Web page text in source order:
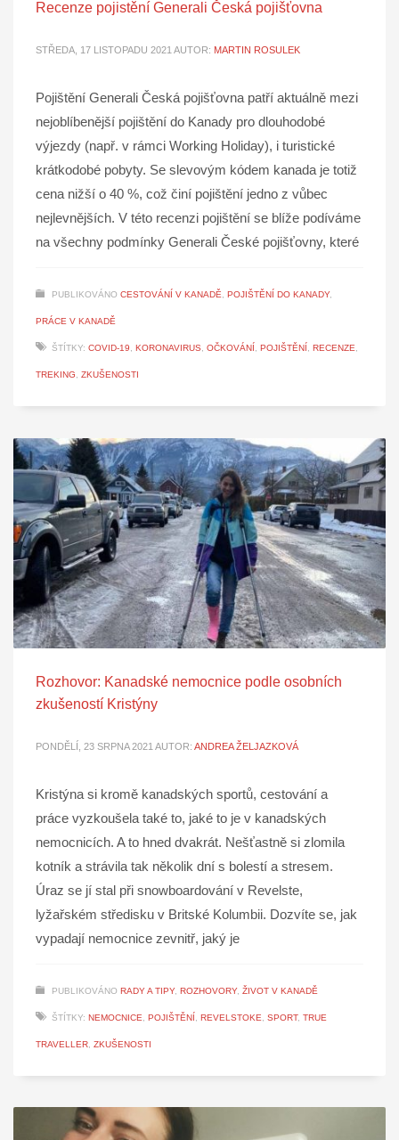
Recenze pojistění Generali Česká pojišťovna
STŘEDA, 17 LISTOPADU 2021 AUTOR: MARTIN ROSULEK
Pojištění Generali Česká pojišťovna patří aktuálně mezi
nejoblíbenější pojištění do Kanady pro dlouhodobé
výjezdy (např. v rámci Working Holiday), i turistické
krátkodobé pobyty. Se slevovým kódem kanada je totiž
cena nižší o 40 %, což činí pojištění jedno z vůbec
nejlevnějších. V této recenzi pojištění se blíže podíváme
na všechny podmínky Generali České pojišťovny, které
PUBLIKOVÁNO CESTOVÁNÍ V KANADĚ, POJIŠTĚNÍ DO KANADY,
PRÁCE V KANADĚ
ŠTÍTKY: COVID-19, KORONAVIRUS, OČKOVÁNÍ, POJIŠTĚNÍ, RECENZE,
TREKING, ZKUŠENOSTI
Rozhovor: Kanadské nemocnice podle osobních
zkušeností Kristýny
PONDĚLÍ, 23 SRPNA 2021 AUTOR: ANDREA ŽELJAZKOVÁ
Kristýna si kromě kanadských sportů, cestování a
práce vyzkoušela také to, jaké to je v kanadských
nemocnicích. A to hned dvakrát. Nešťastně si zlomila
kotník a strávila tak několik dní s bolestí a stresem.
Úraz se jí stal při snowboardování v Revelste,
lyžařském středisku v Britské Kolumbii. Dozvíte se, jak
vypadají nemocnice zevnitř, jaký je
PUBLIKOVÁNO RADY A TIPY, ROZHOVORY, ŽIVOT V KANADĚ
ŠTÍTKY: NEMOCNICE, POJIŠTĚNÍ, REVELSTOKE, SPORT, TRUE
TRAVELLER, ZKUŠENOSTI